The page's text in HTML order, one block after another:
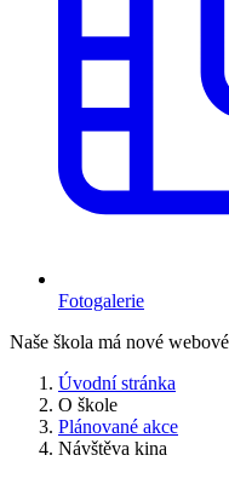
Fotogalerie
Naše škola má nové
Úvodní stránka
O škole
Plánované akce
Návštěva kina